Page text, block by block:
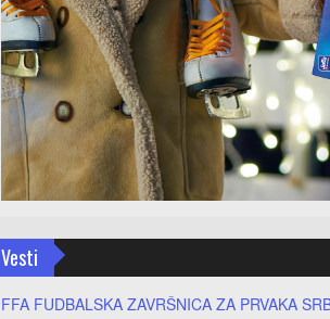
Vesti
FFA FUDBALSKA ZAVRŠNICA ZA PRVAKA